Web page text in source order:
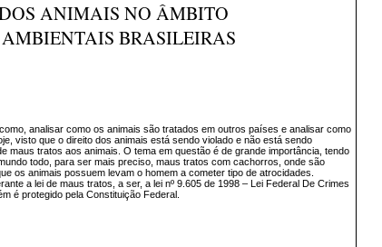
ANIMAIS NO ÂMBITO
BRASILEIRAS
analisar como os animais são tratados em outros países e analisar como
visto que o direito dos animais está sendo violado e não está sendo
tratos aos animais. O tema em questão é de grande importância, tendo
todo, para ser mais preciso, maus tratos com cachorros, onde são
os animais possuem levam o homem a cometer tipo de atrocidades.
a lei de maus tratos, a ser, a lei nº 9.605 de 1998 – Lei Federal De Crimes
é protegido pela Constituição Federal.